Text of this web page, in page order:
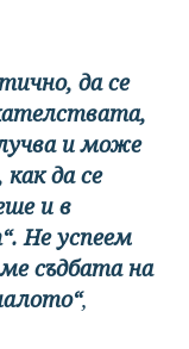
да се
и може
да се
и в
Не успеем
съдбата на
,